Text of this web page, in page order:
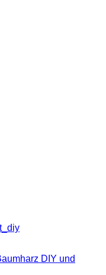
DIY und